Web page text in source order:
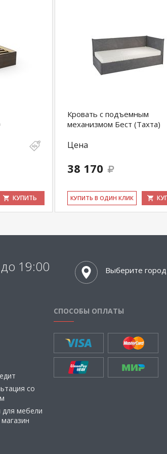
КУПИТЬ
Кровать с подъемным
механизмом Бест (Тахта)
Цена
38 170
КУ­ПИТЬ В ОДИН КЛИК
19:00 Выберите город
со
мебели
СПОСОБЫ ОПЛАТЫ